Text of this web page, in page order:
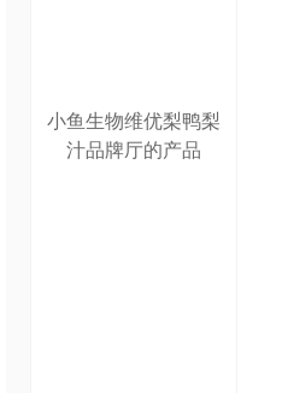
小鱼生物维优梨鸭梨
汁品牌厅的产品